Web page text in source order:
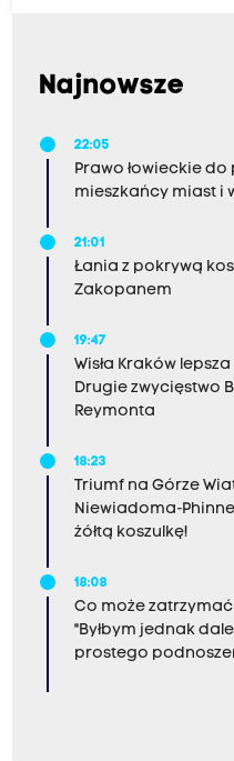
Najnowsze
22:05
Prawo łowieckie
mieszkańcy miast i
21:01
Łania z pokrywą
Zakopanem
19:47
Wisła Kraków
Drugie zwycięstwo
Reymonta
18:23
Triumf na Górze
Niewiadoma-
żółtą koszulkę!
18:08
Co może
"Byłbym jednak
prostego